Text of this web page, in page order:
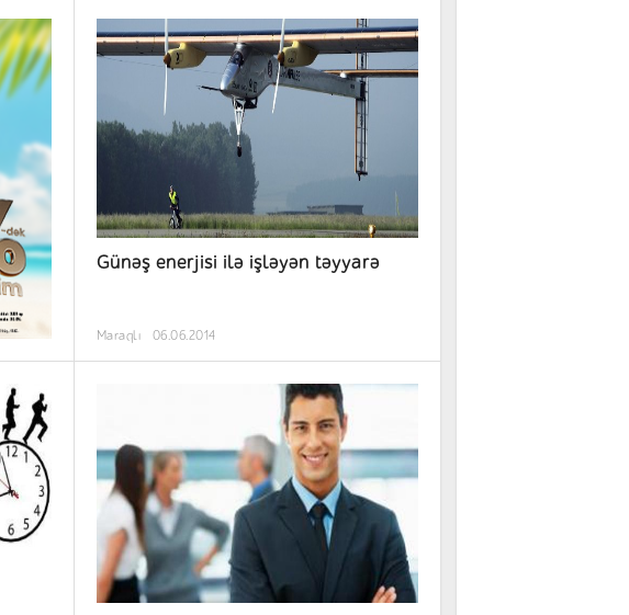
Günəş enerjisi ilə işləyən təyyarə
Maraqlı 06.06.2014